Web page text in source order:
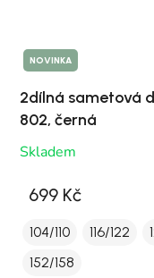
NOVINKA
2dílná sametová
802, černá
Skladem
699 Kč
104/110 116/122
152/158